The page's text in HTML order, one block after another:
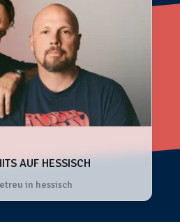
AUF HESSISCH
in hessisch